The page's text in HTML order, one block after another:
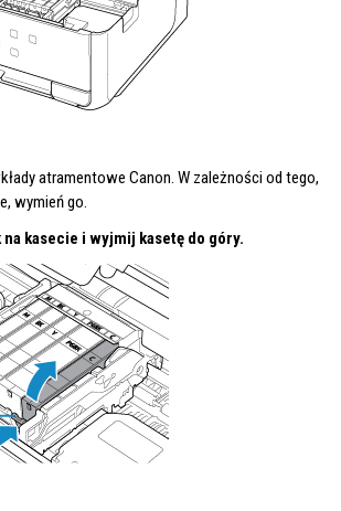
atramentowe Canon. W zależności od tego,
wymień go.
kasecie i wyjmij kasetę do góry.